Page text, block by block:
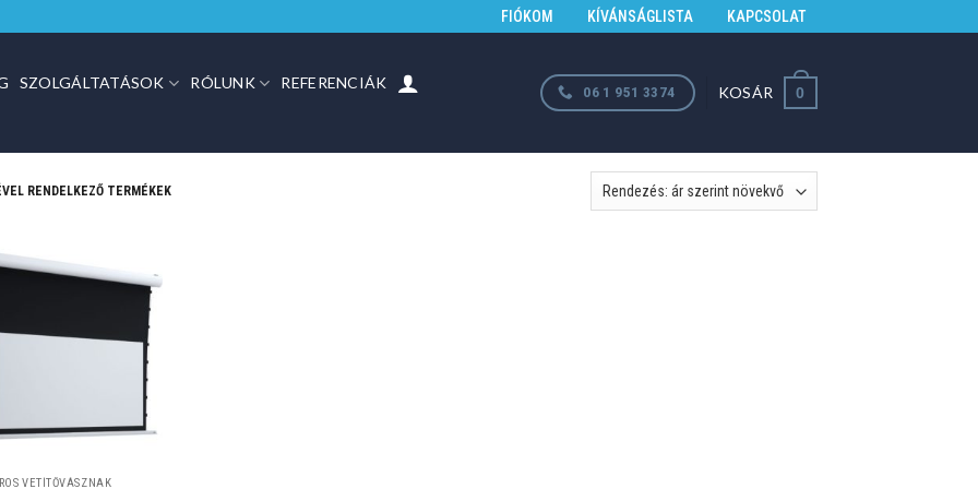
FIÓKOM KÍVÁNSÁGLISTA KAPCSOLAT
SZOLGÁLTATÁSOK RÓLUNK REFERENCIÁK 06 1 951 3374 KOSÁR 0
RENDELKEZŐ TERMÉKEK
VETÍTŐVÁSZNAK